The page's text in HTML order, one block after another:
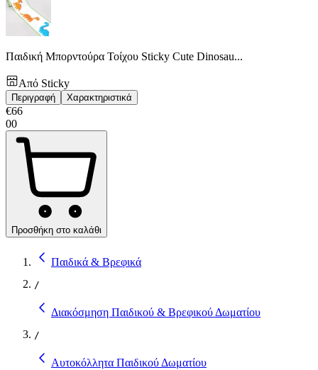
Παιδική Μπορντούρα Τοίχου Sticky Cute Dinosau...
Από Sticky
Περιγραφή Χαρακτηριστικά
€66
00
Προσθήκη στο καλάθι
Παιδικά & Βρεφικά
/
Διακόσμηση Παιδικού & Βρεφικού Δωματίου
/
Αυτοκόλλητα Παιδικού Δωματίου